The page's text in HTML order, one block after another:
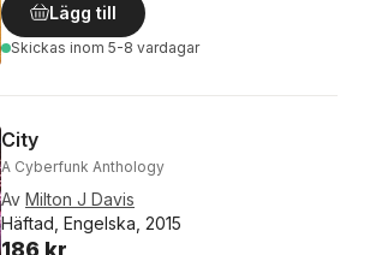
Lägg till
Skickas inom 5-8 vardagar
City
A Cyberfunk Anthology
Av Milton J Davis
Häftad, Engelska, 2015